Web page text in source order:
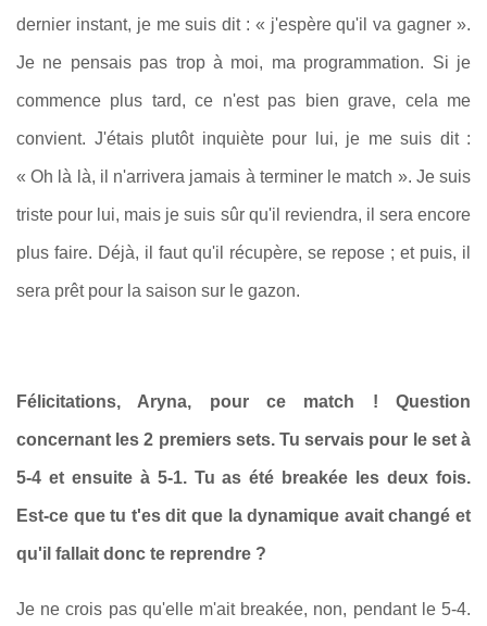
dernier instant, je me suis dit : « j'espère qu'il va gagner ».
Je ne pensais pas trop à moi, ma programmation. Si je
commence plus tard, ce n'est pas bien grave, cela me
convient. J'étais plutôt inquiète pour lui, je me suis dit :
« Oh là là, il n'arrivera jamais à terminer le match ». Je suis
triste pour lui, mais je suis sûr qu'il reviendra, il sera encore
plus faire. Déjà, il faut qu'il récupère, se repose ; et puis, il
sera prêt pour la saison sur le gazon.
Félicitations, Aryna, pour ce match ! Question
concernant les 2 premiers sets. Tu servais pour le set à
5-4 et ensuite à 5-1. Tu as été breakée les deux fois.
Est-ce que tu t'es dit que la dynamique avait changé et
qu'il fallait donc te reprendre ?
Je ne crois pas qu'elle m'ait breakée, non, pendant le 5-4.